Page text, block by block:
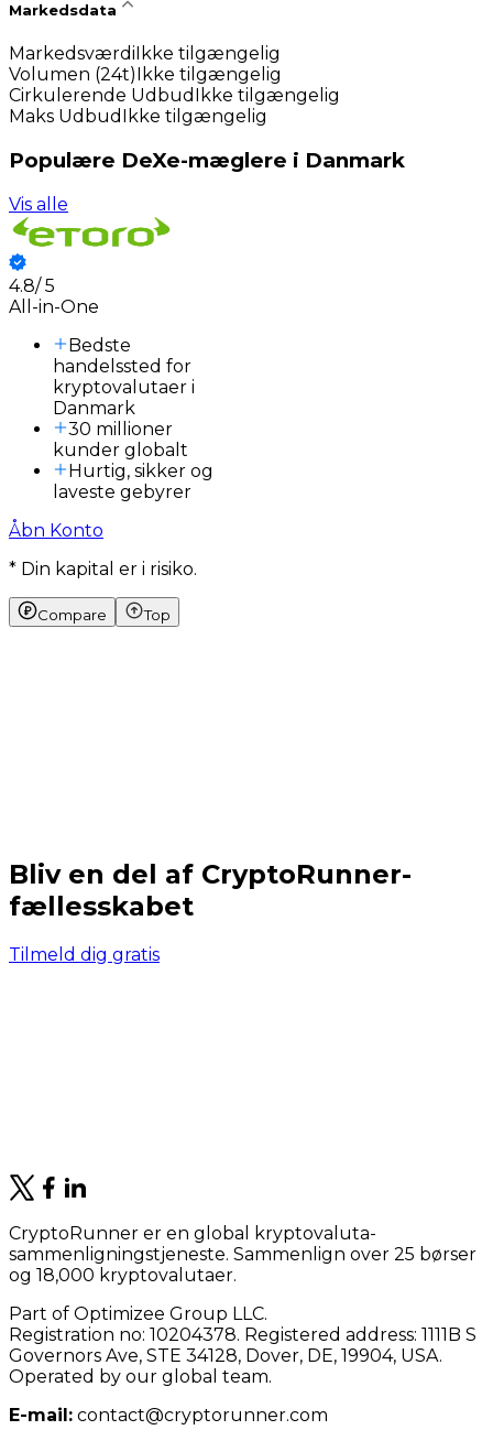
Markedsdata
Markedsværdi Ikke tilgængelig
Volumen (24t) Ikke tilgængelig
Cirkulerende Udbud Ikke tilgængelig
Maks Udbud Ikke tilgængelig
Populære DeXe-mæglere i Danmark
Vis alle
4.8/5
All-in-One
Bedste
handelssted for
kryptovalutaer i
Danmark
30 millioner
kunder globalt
Hurtig, sikker og
laveste gebyrer
Åbn Konto
* Din kapital er i risiko.
Compare Top
Bliv en del af CryptoRunner-
fællesskabet
Tilmeld dig gratis
CryptoRunner er en global kryptovaluta-
sammenligningstjeneste. Sammenlign over 25 børser
og 18,000 kryptovalutaer.
Part of Optimizee Group LLC.
Registration no: 10204378. Registered address: 1111B S
Governors Ave, STE 34128, Dover, DE, 19904, USA.
Operated by our global team.
E-mail: contact@cryptorunner.com